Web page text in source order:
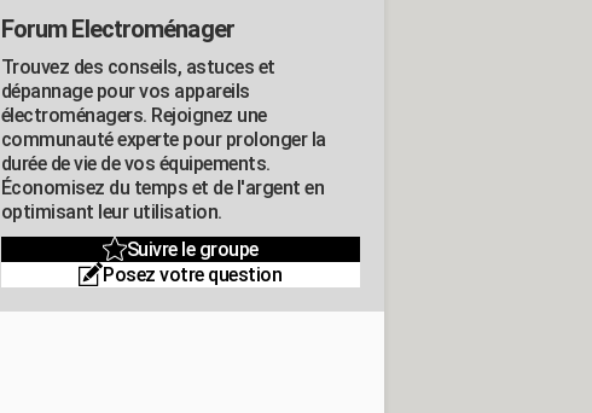
Forum Electroménager
Trouvez des conseils, astuces et
dépannage pour vos appareils
électroménagers. Rejoignez une
communauté experte pour prolonger la
durée de vie de vos équipements.
Économisez du temps et de l'argent en
optimisant leur utilisation.
Suivre le groupe
Posez votre question